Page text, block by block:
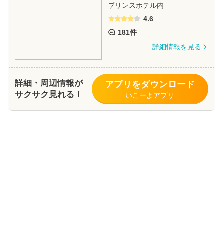
プリンスホテル内
4.6
181件
詳細情報を見る
詳細・周辺情報が
サクサク見れる！
アプリをダウンロード
いこーよアプリ